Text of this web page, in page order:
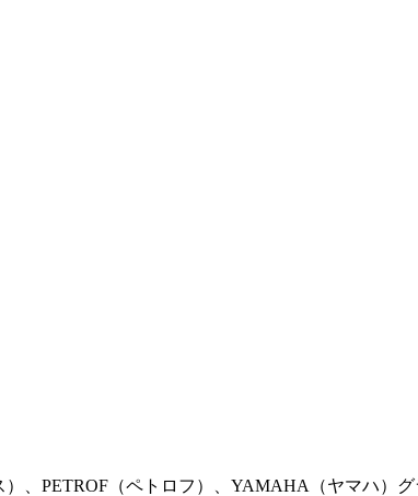
、PETROF（ペトロフ）、YAMAHA（ヤマハ）